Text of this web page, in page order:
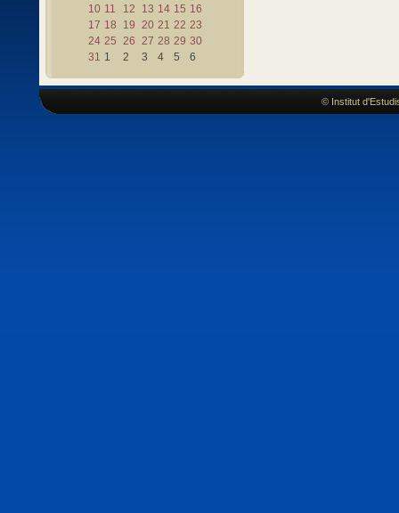
10 11 12 13 14 15 16
17 18 19 20 21 22 23
24 25 26 27 28 29 30
31 1 2 3 4 5 6
© Institut